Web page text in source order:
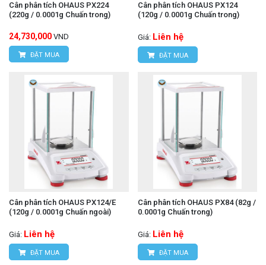
Cân phân tích OHAUS PX224
(220g / 0.0001g Chuấn trong)
24,730,000 VND
ĐẶT MUA
Cân phân tích OHAUS PX124
(120g / 0.0001g Chuấn trong)
Giá: Liên hệ
ĐẶT MUA
Cân phân tích OHAUS PX124/E
(120g / 0.0001g Chuấn ngoài)
Giá: Liên hệ
ĐẶT MUA
Cân phân tích OHAUS PX84 (82g /
0.0001g Chuấn trong)
Giá: Liên hệ
ĐẶT MUA